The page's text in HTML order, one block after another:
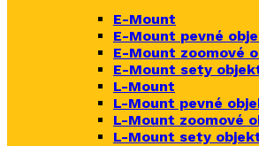
E-Mount
E-Mount pevné
E-Mount zoomové
E-Mount sety
L-Mount
L-Mount pevné
L-Mount zoomové
L-Mount sety